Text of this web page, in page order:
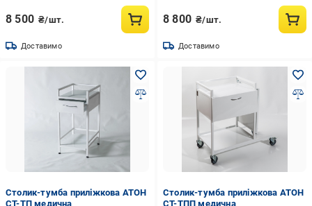
8 500 ₴/шт.
Доставимо
8 800 ₴/шт.
Доставимо
Столик-тумба приліжкова АТОН
СТ-ТП медична
Столик-тумба приліжкова АТОН
СТ-ТПП медична